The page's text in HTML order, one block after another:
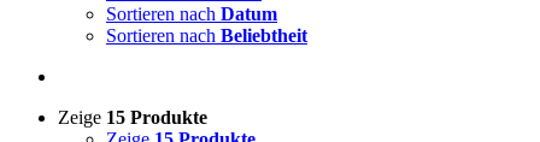
Sortieren nach Datum
Sortieren nach Beliebtheit
Zeige 15 Produkte